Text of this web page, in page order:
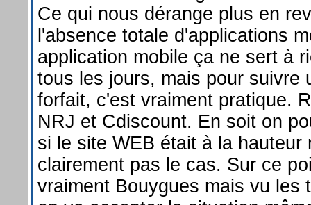
Ce qui nous dérange plus en
l'absence totale d'applications
application mobile ça ne sert à
tous les jours, mais pour suivre
forfait, c'est vraiment pratique.
NRJ et Cdiscount. En soit on
si le site WEB était à la hauteur
clairement pas le cas. Sur ce
vraiment Bouygues mais vu les